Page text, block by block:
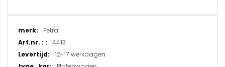
Meer
informatie
Fetra
4413
12-17 werkdagen